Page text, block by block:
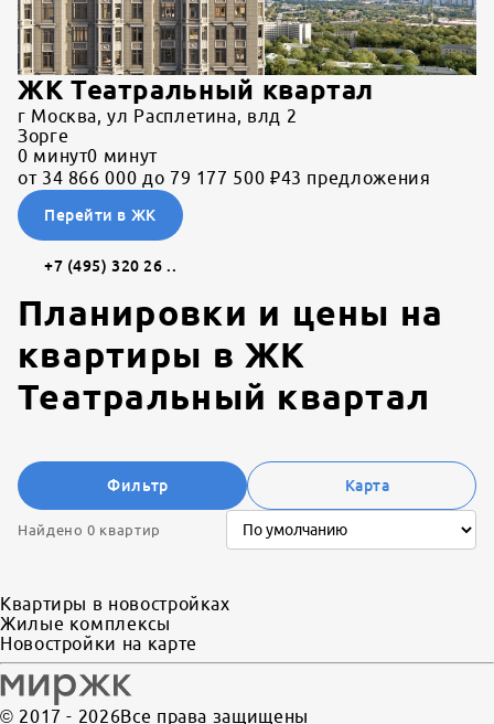
ЖК Театральный квартал
г Москва, ул Расплетина, влд 2
Зорге
0 минут0 минут
от 34 866 000 до 79 177 500 ₽43 предложения
Перейти в ЖК
+7 (495) 320 26 ..
Планировки и цены на
квартиры вЖК
Театральный квартал
Фильтр Карта
Найдено 0 квартир
Квартиры в новостройках
Жилые комплексы
Новостройки на карте
© 2017 - 2026Все права защищены